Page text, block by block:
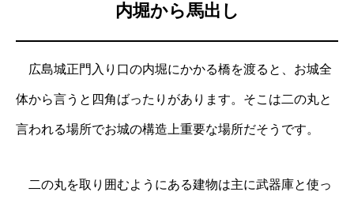
内堀から馬出し
広島城正門入り口の内堀にかかる橋を渡ると、お城全
体から言うと四角ばったりがあります。そこは二の丸と
言われる場所でお城の構造上重要な場所だそうです。
二の丸を取り囲むようにある建物は主に武器庫と使っ